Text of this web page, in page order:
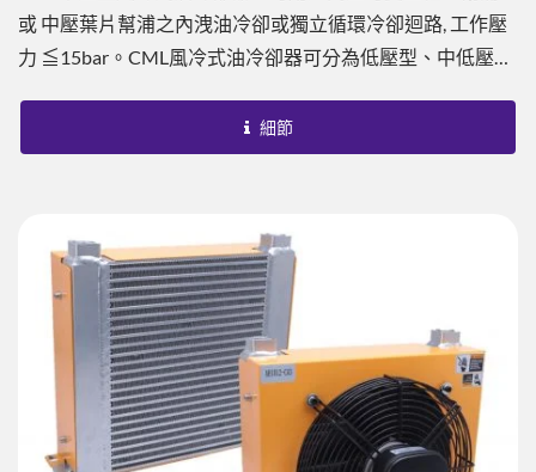
或 中壓葉片幫浦之內洩油冷卻或獨立循環冷卻迴路, 工作壓
力 ≦15bar。CML風冷式油冷卻器可分為低壓型、中低壓
銅管式或其他型式，提供了每單位最佳換熱能力，至少為傳
統銅管式的10-20倍效果。搭配CML...
細節